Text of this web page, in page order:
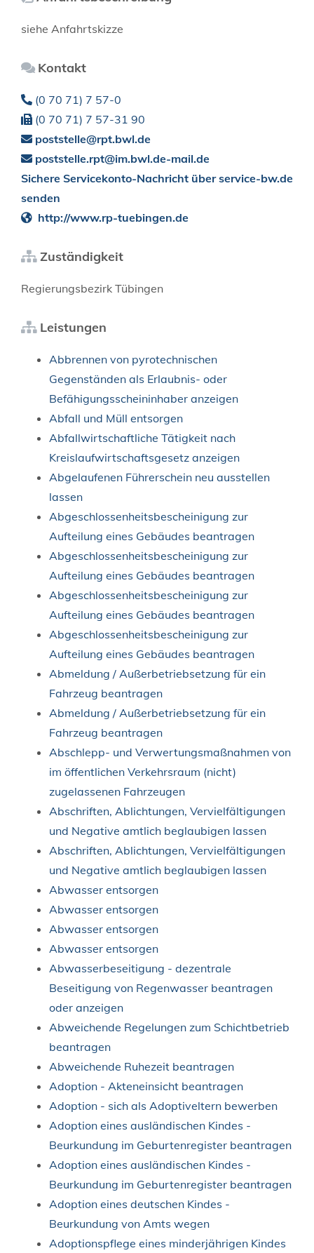
siehe Anfahrtskizze
Kontakt
(0 70 71) 7 57-0
(0 70 71) 7 57-31 90
poststelle@rpt.bwl.de
poststelle.rpt@im.bwl.de-mail.de
Sichere Servicekonto-Nachricht über service-bw.de
senden
http://www.rp-tuebingen.de
Zuständigkeit
Regierungsbezirk Tübingen
Leistungen
Abbrennen von pyrotechnischen
Gegenständen als Erlaubnis- oder
Befähigungsscheininhaber anzeigen
Abfall und Müll entsorgen
Abfallwirtschaftliche Tätigkeit nach
Kreislaufwirtschaftsgesetz anzeigen
Abgelaufenen Führerschein neu ausstellen
lassen
Abgeschlossenheitsbescheinigung zur
Aufteilung eines Gebäudes beantragen
Abgeschlossenheitsbescheinigung zur
Aufteilung eines Gebäudes beantragen
Abgeschlossenheitsbescheinigung zur
Aufteilung eines Gebäudes beantragen
Abgeschlossenheitsbescheinigung zur
Aufteilung eines Gebäudes beantragen
Abmeldung / Außerbetriebsetzung für ein
Fahrzeug beantragen
Abmeldung / Außerbetriebsetzung für ein
Fahrzeug beantragen
Abschlepp- und Verwertungsmaßnahmen von
im öffentlichen Verkehrsraum (nicht)
zugelassenen Fahrzeugen
Abschriften, Ablichtungen, Vervielfältigungen
und Negative amtlich beglaubigen lassen
Abschriften, Ablichtungen, Vervielfältigungen
und Negative amtlich beglaubigen lassen
Abwasser entsorgen
Abwasser entsorgen
Abwasser entsorgen
Abwasser entsorgen
Abwasserbeseitigung - dezentrale
Beseitigung von Regenwasser beantragen
oder anzeigen
Abweichende Regelungen zum Schichtbetrieb
beantragen
Abweichende Ruhezeit beantragen
Adoption - Akteneinsicht beantragen
Adoption - sich als Adoptiveltern bewerben
Adoption eines ausländischen Kindes -
Beurkundung im Geburtenregister beantragen
Adoption eines ausländischen Kindes -
Beurkundung im Geburtenregister beantragen
Adoption eines deutschen Kindes -
Beurkundung von Amts wegen
Adoptionspflege eines minderjährigen Kindes